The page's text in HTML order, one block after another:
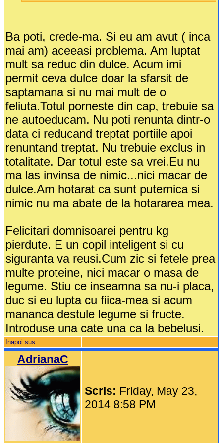
Ba poti, crede-ma. Si eu am avut ( inca
mai am) aceeasi problema. Am luptat
mult sa reduc din dulce. Acum imi
permit ceva dulce doar la sfarsit de
saptamana si nu mai mult de o
feliuta.Totul porneste din cap, trebuie sa
ne autoeducam. Nu poti renunta dintr-o
data ci reducand treptat portiile apoi
renuntand treptat. Nu trebuie exclus in
totalitate. Dar totul este sa vrei.Eu nu
ma las invinsa de nimic...nici macar de
dulce.Am hotarat ca sunt puternica si
nimic nu ma abate de la hotararea mea.
Felicitari domnisoarei pentru kg
pierdute. E un copil inteligent si cu
siguranta va reusi.Cum zic si fetele prea
multe proteine, nici macar o masa de
legume. Stiu ce inseamna sa nu-i placa,
duc si eu lupta cu fiica-mea si acum
mananca destule legume si fructe.
Introduse una cate una ca la bebelusi.
Inapoi sus
AdrianaC
Scris: Friday, May 23,
2014 8:58 PM